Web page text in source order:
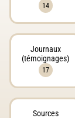
14
Journaux
(témoignages)
17
Sources